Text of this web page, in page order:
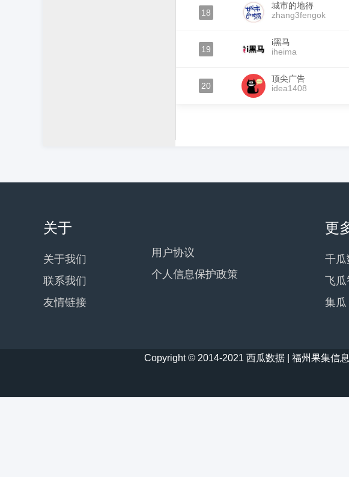
18
城市的地得
zhang3fengok
19
i黑马
iheima
20
顶尖广告
idea1408
关于
关于我们
联系我们
友情链接
用户协议
个人信息保护政策
更
千瓜
飞
集瓜
Copyright © 2014-2021 西瓜数据 | 福州果集信